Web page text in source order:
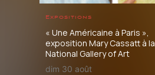
Expositions
« Une Américaine à Paris »,
exposition Mary Cassatt à la
National Gallery of Art
dim 30 août